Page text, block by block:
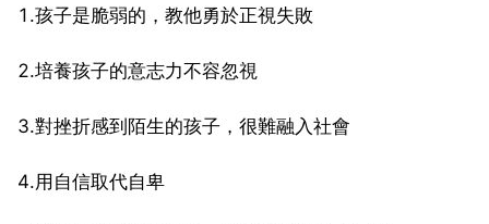
1.孩子是脆弱的，教他勇於正視失敗
2.培養孩子的意志力不容忽視
3.對挫折感到陌生的孩子，很難融入社會
4.用自信取代自卑